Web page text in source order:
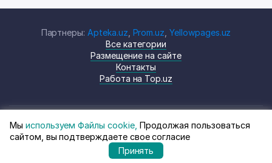
Партнеры: Apteka.uz Prom.uz ,Yellowpages.uz
Все категории
Размещение на сайте
Контакты
Работа на Top.uz
© Top.uz, 2024 Каталог компаний
Узбекистана
Политика
конфиденциальности
Мы используем Файлы cookie, Продолжая пользоваться
сайтом, вы подтверждаете свое согласие
Принять